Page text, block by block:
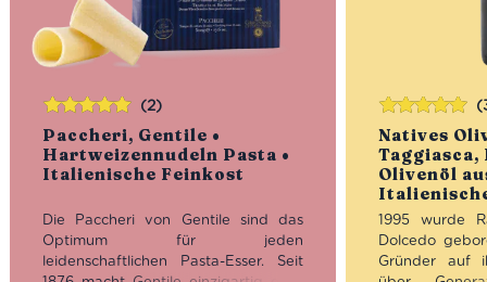
Paccheri, Gentile •
Hartweizennudeln Pasta •
Italienische Feinkost
(2)
Die Paccheri von Gentile sind das
Optimum für jeden
leidenschaftlichen Pasta-Esser. Seit
Bewertet
mit5.00 von
5
Natives
Taggiasca,
Olivenöl
1995 wurde
Dolcedo
Gründer auf
Bewertet
mit5.00 von
5